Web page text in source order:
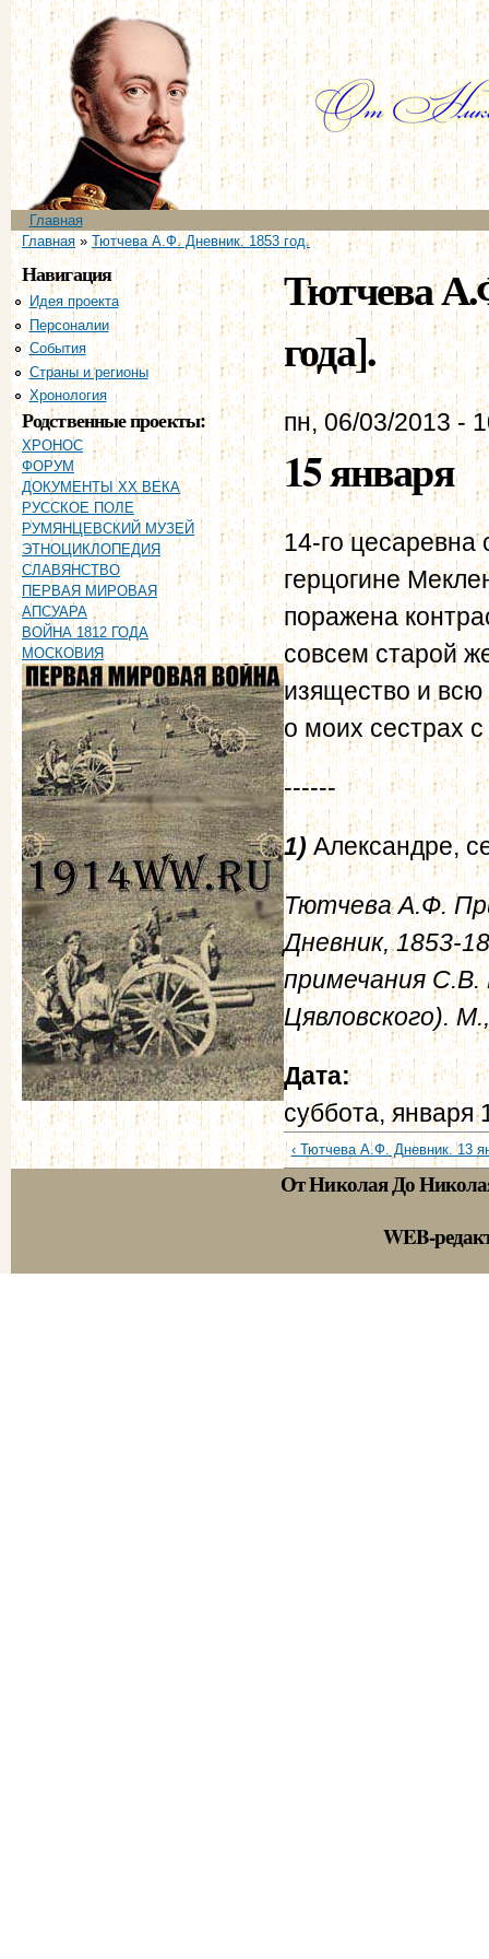
Главное меню
Главная
Вы здесь
Главная» Тютчева А.Ф. Дневник. 1853 год.
Навигация
Идея проекта
Персоналии
События
Страны и регионы
Хронология
Родственные проекты:
ХРОНОС
ФОРУМ
ДОКУМЕНТЫ XX ВЕКА
РУССКОЕ ПОЛЕ
РУМЯНЦЕВСКИЙ МУЗЕЙ
ЭТНОЦИКЛОПЕДИЯ
СЛАВЯНСТВО
ПЕРВАЯ МИРОВАЯ
АПСУАРА
ВОЙНА 1812 ГОДА
МОСКОВИЯ
Тютчева
года].
пн, 06/03/2013 -
15 января
14-го
герцогине
поражена
совсем старой
изящество и
о моих сестрах
------
1)Александре,
Тютчева А.Ф.
Дневник, 1853-
примечания
Цявловского).
Дата:
суббота, января
‹ Тютчева А.Ф. Дневник. 13
От Николая До
WEB-